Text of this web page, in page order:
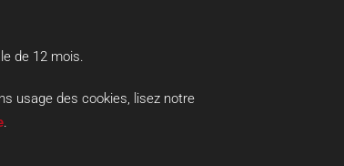
de 12mois.
usage des cookies, lisez notre
.